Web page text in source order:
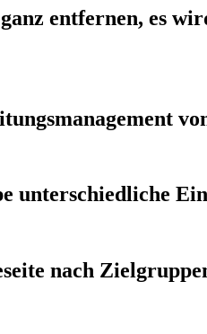
entfernen, es
unterschiedliche
nach